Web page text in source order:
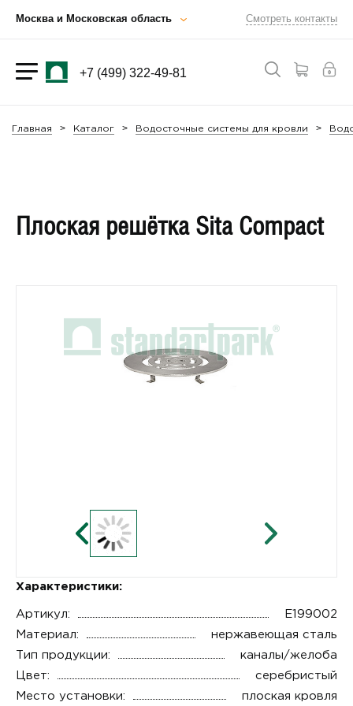
Москва и Московская область Смотреть контакты
+7 (499) 322-49-81
Главная Каталог Водосточные системы для кровли
Плоская решётка Sita Compact
Характеристики:
Артикул:
E199002
Материал:
нержавеющая сталь
Тип продукции:
каналы/желоба
Цвет:
серебристый
Место установки:
плоская кровля